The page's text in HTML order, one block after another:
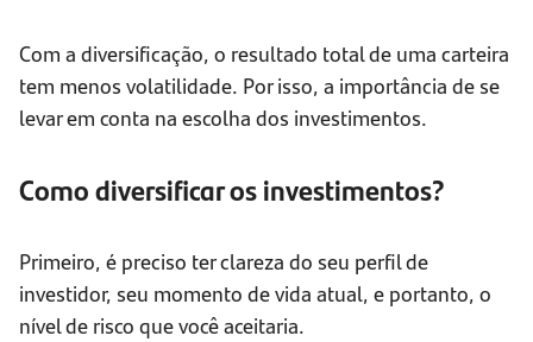
Com a diversificação, o resultado total de uma carteira
tem menos volatilidade. Por isso, a importância de se
levar em conta na escolha dos investimentos.
Como diversificar os investimentos?
Primeiro, é preciso ter clareza do seu perfil de
investidor, seu momento de vida atual, e portanto, o
nível de risco que você aceitaria.